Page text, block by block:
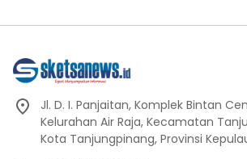
Jl. D. I. Panjaitan, Komplek Bintan
Kelurahan Air Raja, Kecamatan
Kota Tanjungpinang, Provinsi